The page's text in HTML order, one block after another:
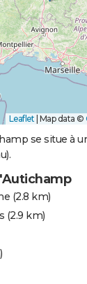
Leaflet Map data ©
se situe à
(2.8 km)
(2.9 km)